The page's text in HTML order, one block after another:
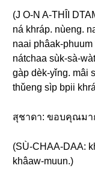
(J O-N A-THÎI
ná khráp. nùeng.
naai phâak-
nátchaa sùk-sà-
gàp dèk-yǐng. mâi
thǔeng sìp bpii
สุชาดา: ขอบคุณม
(SÙ-CHAA-DAA:
khâaw-muun.)